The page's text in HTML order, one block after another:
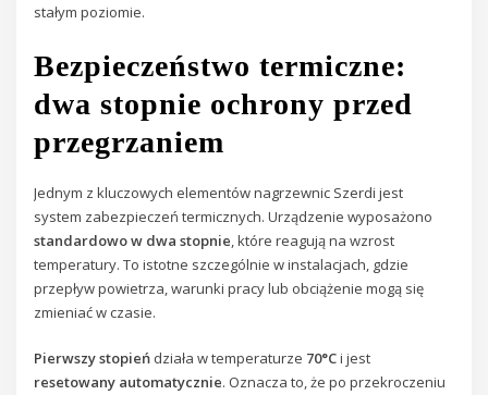
stałym poziomie.
Bezpieczeństwo termiczne:
dwa stopnie ochrony przed
przegrzaniem
Jednym z kluczowych elementów nagrzewnic Szerdi jest
system zabezpieczeń termicznych. Urządzenie wyposażono
standardowo w dwa stopnie, które reagują na wzrost
temperatury. To istotne szczególnie w instalacjach, gdzie
przepływ powietrza, warunki pracy lub obciążenie mogą się
zmieniać w czasie.
Pierwszy stopień działa w temperaturze 70°Ci jest
resetowany automatycznie. Oznacza to, że po przekroczeniu